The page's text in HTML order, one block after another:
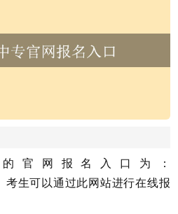
官网报名入口为：
考生可以通过此网站进行在线报